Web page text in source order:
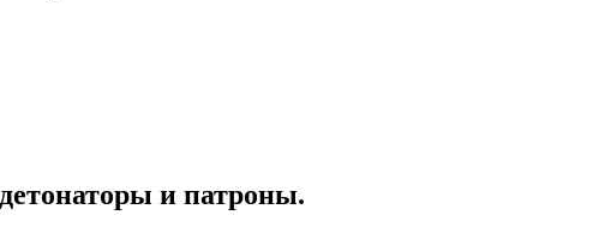
и патроны.